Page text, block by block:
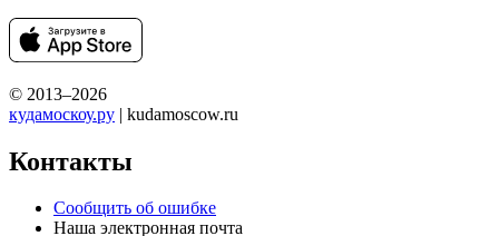
© 2013–2026
кудамоскоу.ру | kudamoscow.ru
Контакты
Сообщить об ошибке
Наша электронная почта